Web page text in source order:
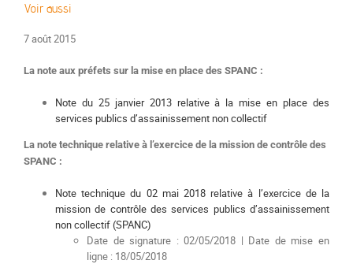
Voir aussi
7 août 2015
La note aux préfets sur la mise en place des SPANC :
Note du 25 janvier 2013 relative à la mise en place des
services publics d’assainissement non collectif
La note technique relative à l’exercice de la mission de contrôle des
SPANC :
Note technique du 02 mai 2018 relative à l’exercice de la
mission de contrôle des services publics d’assainissement
non collectif (SPANC)
Date de signature : 02/05/2018 | Date de mise en
ligne : 18/05/2018